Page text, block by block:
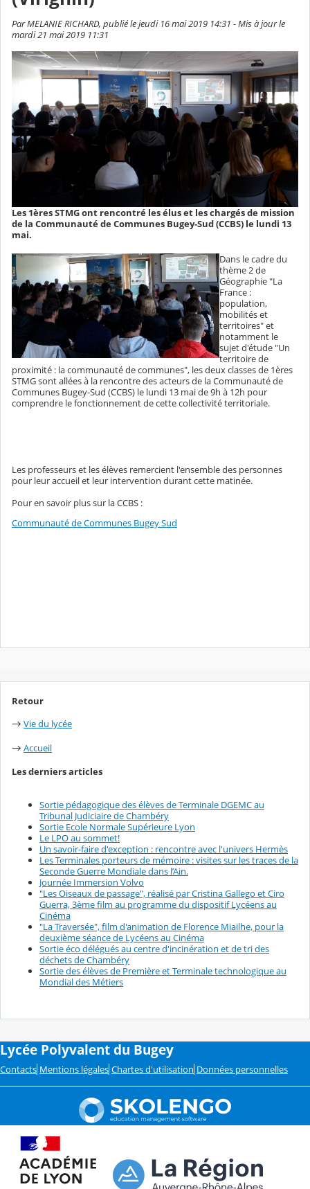
Par MELANIE RICHARD, publié le jeudi 16 mai 2019 14:31 - Mis à jour le
mardi 21 mai 2019 11:31
Les 1ères STMG ont rencontré les élus et les chargés de mission
de la Communauté de Communes Bugey-Sud (CCBS) le lundi 13
mai.
Dans le cadre du
thème 2 de
Géographie "La
France :
population,
mobilités et
territoires" et
notamment le
sujet d'étude "Un
territoire de
proximité : la communauté de communes", les deux classes de 1ères
STMG sont allées à la rencontre des acteurs de la Communauté de
Communes Bugey-Sud (CCBS) le lundi 13 mai de 9h à 12h pour
comprendre le fonctionnement de cette collectivité territoriale.
Les professeurs et les élèves remercient l'ensemble des personnes
pour leur accueil et leur intervention durant cette matinée.
Pour en savoir plus sur la CCBS :
Communauté de Communes Bugey Sud
Retour
→ Vie du lycée
→ Accueil
Les derniers articles
Sortie pédagogique des élèves de Terminale DGEMC au
Tribunal Judiciaire de Chambéry
Sortie Ecole Normale Supérieure Lyon
Le LPO au sommet!
Un savoir-faire d'exception : rencontre avec l'univers Hermès
Les Terminales porteurs de mémoire : visites sur les traces de la
Seconde Guerre Mondiale dans l’Ain.
Journée Immersion Volvo
"Les Oiseaux de passage", réalisé par Cristina Gallego et Ciro
Guerra, 3ème film au programme du dispositif Lycéens au
Cinéma
"La Traversée", film d'animation de Florence Miailhe, pour la
deuxième séance de Lycéens au Cinéma
Sortie éco délégués au centre d'incinération et de tri des
déchets de Chambéry
Sortie des élèves de Première et Terminale technologique au
Mondial des Métiers
Lycée Polyvalent du Bugey
Contacts Mentions légales Chartes d'utilisation Données personnelles